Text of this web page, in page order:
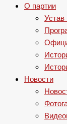
О партии
Новости